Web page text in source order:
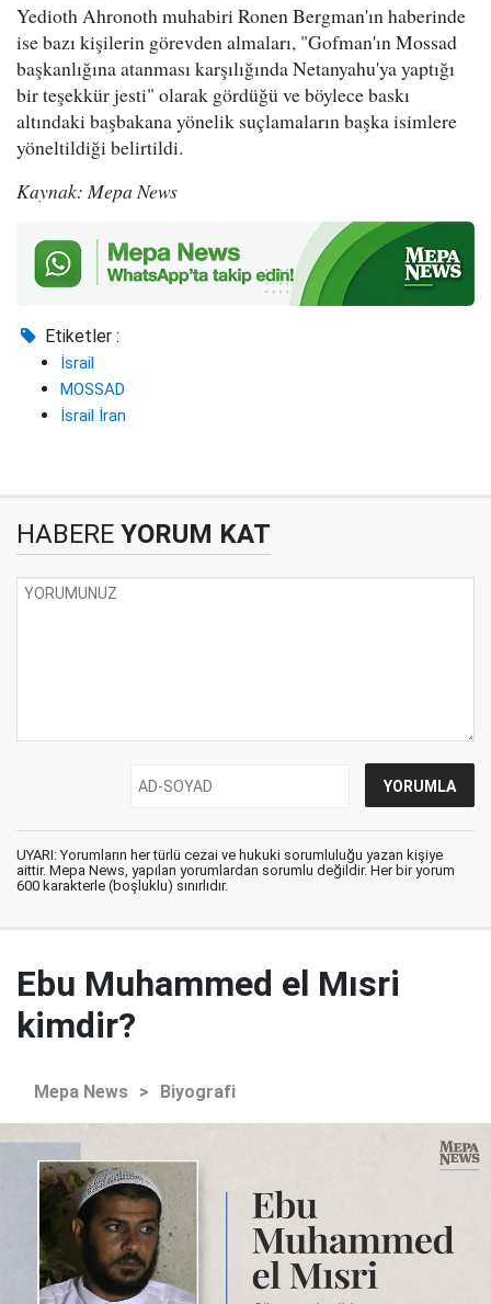
Yedioth Ahronoth muhabiri Ronen Bergman'ın haberinde
ise bazı kişilerin görevden almaları, "Gofman'ın Mossad
başkanlığına atanması karşılığında Netanyahu'ya yaptığı
bir teşekkür jesti" olarak gördüğü ve böylece baskı
altındaki başbakana yönelik suçlamaların başka isimlere
yöneltildiği belirtildi.
Kaynak: Mepa News
Etiketler :
İsrail
MOSSAD
İsrail İran
HABERE YORUM KAT
UYARI: Yorumların her türlü cezai ve hukuki sorumluluğu yazan kişiye
aittir. Mepa News, yapılan yorumlardan sorumlu değildir. Her bir yorum
600 karakterle (boşluklu) sınırlıdır.
Ebu Muhammed el Mısri
kimdir?
Mepa News > Biyografi